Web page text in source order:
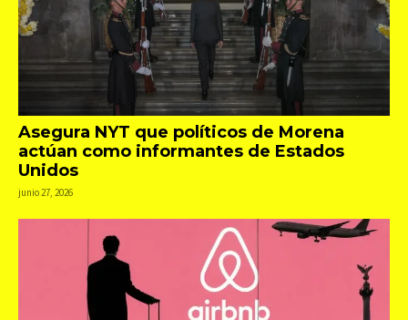
Asegura NYT que políticos de Morena
actúan como informantes de Estados
Unidos
junio 27, 2026